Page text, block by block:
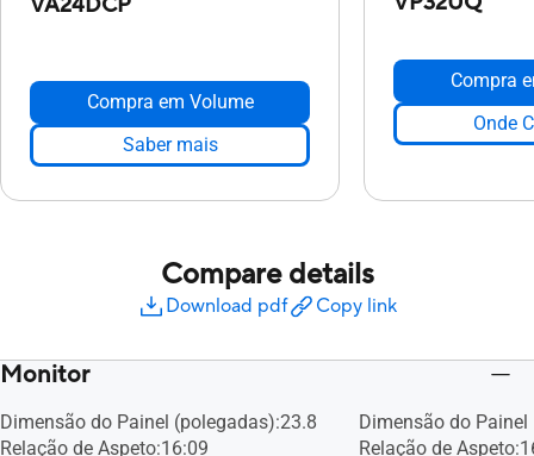
VA24DCP
Compra em Volume
Saber mais
Compra
Onde
Compare details
Download pdf Copy link
Monitor
Dimensão do Painel (polegadas):23.8
Relação de Aspeto:16:09
Dimensão do
Relação de